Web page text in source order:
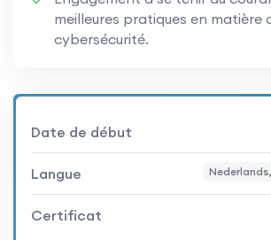
meilleures pratiques en matière
cybersécurité.
Date de début
Langue
Certificat